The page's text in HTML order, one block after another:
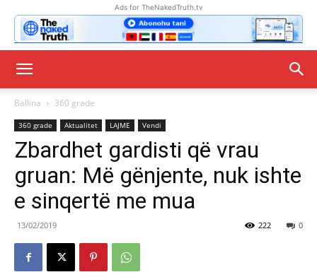
Ads for TheNakedTruth.tv
Ballina 360 grade
360 grade Aktualitet LAJME Vendi
Zbardhet gardisti që vrau
gruan: Më gënjente, nuk ishte
e sinqertë me mua
13/02/2019 0
222